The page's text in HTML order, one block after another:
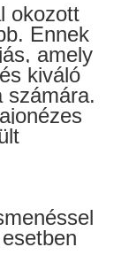
okozott
Ennek
amely
kiváló
számára.